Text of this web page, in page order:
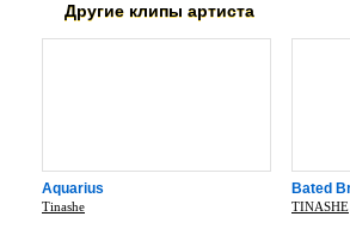
Другие клипы артиста
Aquarius
Tinashe
Bated
TINASHE